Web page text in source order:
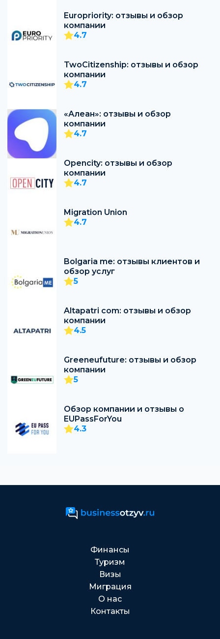
Europriority: отзывы и обзор
компании
4.7
TwoCitizenship: отзывы и обзор
компании
4.7
«Алеан»: отзывы и обзор
компании
4.7
Opencity: отзывы и обзор
компании
4.7
Migration Union
4.7
Bolgaria me: отзывы клиентов и
обзор услуг
5
Altapatri com: отзывы и обзор
компании
4.5
Greeneufuture: отзывы и обзор
компании
5
Обзор компании и отзывы о
EUPassForYou
4.3
Финансы
Туризм
Визы
Миграция
О нас
Контакты